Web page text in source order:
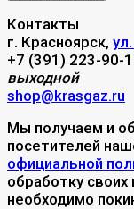
Контакты
г. Красноярск,
+7 (391) 223-90-
выходной
shop@krasgaz.ru
Мы получаем и
посетителей
официальной
обработку
необходимо